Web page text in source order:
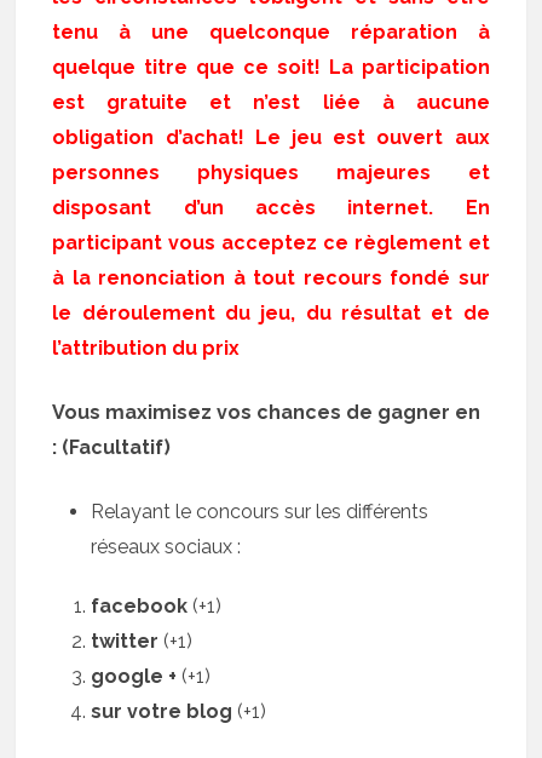
tenu à une quelconque réparation à
quelque titre que ce soit! La participation
est gratuite et n’est liée à aucune
obligation d’achat! Le jeu est ouvert aux
personnes physiques majeures et
disposant d’un accès internet. En
participant vous acceptez ce règlement et
à la renonciation à tout recours fondé sur
le déroulement du jeu, du résultat et de
l’attribution du prix
Vous maximisez vos chances de gagner en
: (Facultatif)
Relayant le concours sur les différents
réseaux sociaux :
facebook (+1)
twitter (+1)
google + (+1)
sur votre blog (+1)